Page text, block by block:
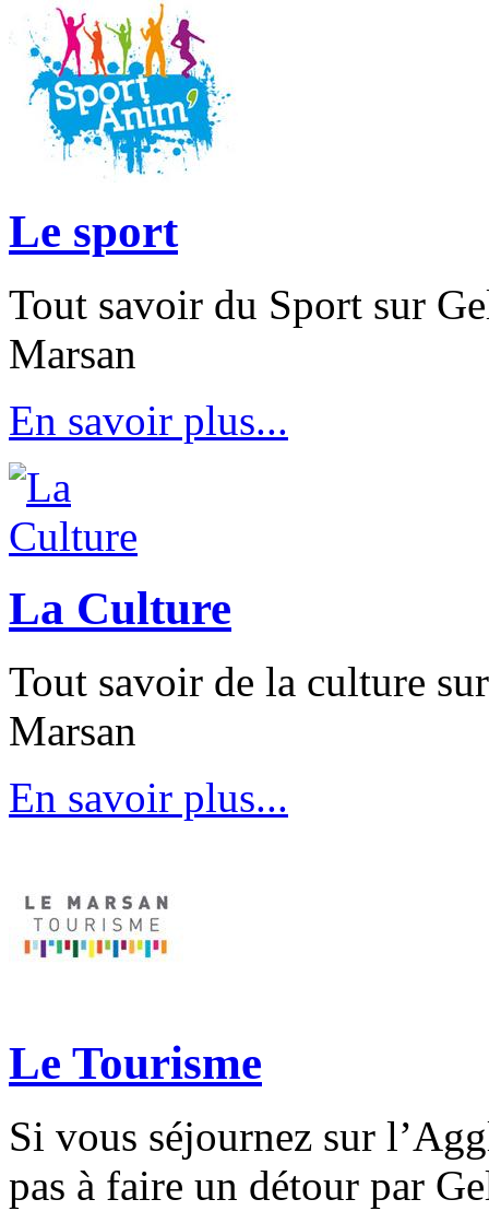
Le sport
Tout savoir du Sport sur
Marsan
En savoir plus...
La Culture
Tout savoir de la culture
Marsan
En savoir plus...
Le Tourisme
Si vous séjournez sur
pas à faire un détour par